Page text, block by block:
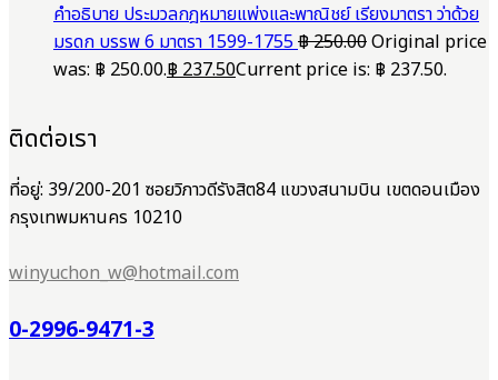
คำอธิบาย ประมวลกฎหมายแพ่งและพาณิชย์ เรียงมาตรา ว่าด้วย
มรดก บรรพ 6 มาตรา 1599-1755฿250.00Original price
was: ฿ 250.00.฿237.50Current price is: ฿ 237.50.
ติดต่อเรา
ที่อยู่: 39/200-201 ซอยวิภาวดีรังสิต84 แขวงสนามบิน เขตดอนเมือง
กรุงเทพมหานคร 10210
winyuchon_w@hotmail.com
0-2996-9471-3